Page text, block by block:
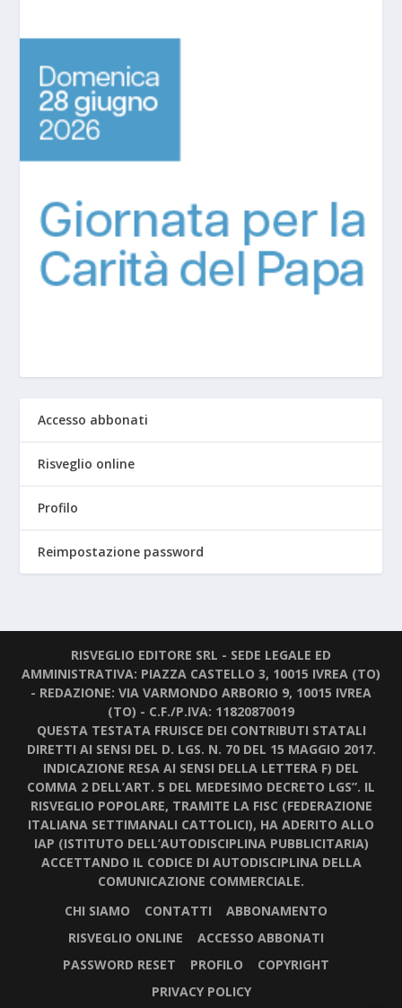
Accesso abbonati
Risveglio online
Profilo
Reimpostazione password
RISVEGLIO EDITORE SRL - SEDE LEGALE ED
AMMINISTRATIVA: PIAZZA CASTELLO 3, 10015 IVREA (TO)
- REDAZIONE: VIA VARMONDO ARBORIO 9, 10015 IVREA
(TO) - C.F./P.IVA: 11820870019
QUESTA TESTATA FRUISCE DEI CONTRIBUTI STATALI
DIRETTI AI SENSI DEL D. LGS. N. 70 DEL 15 MAGGIO 2017.
INDICAZIONE RESA AI SENSI DELLA LETTERA F) DEL
COMMA 2 DELL’ART. 5 DEL MEDESIMO DECRETO LGS”. IL
RISVEGLIO POPOLARE, TRAMITE LA FISC (FEDERAZIONE
ITALIANA SETTIMANALI CATTOLICI), HA ADERITO ALLO
IAP (ISTITUTO DELL’AUTODISCIPLINA PUBBLICITARIA)
ACCETTANDO IL CODICE DI AUTODISCIPLINA DELLA
COMUNICAZIONE COMMERCIALE.
CHI SIAMO
CONTATTI
ABBONAMENTO
RISVEGLIO ONLINE
ACCESSO ABBONATI
PASSWORD RESET
PROFILO
COPYRIGHT
PRIVACY POLICY